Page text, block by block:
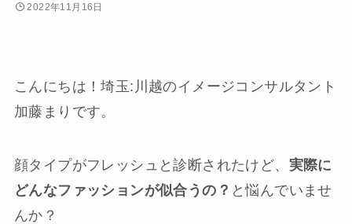
2022年11月16日
こんにちは！埼玉:川越のイメージコンサルタント
加藤まりです。
顔タイプがフレッシュと診断されたけど、 実際に
どんなファッションが似合うの？ と悩んでいませ
んか？